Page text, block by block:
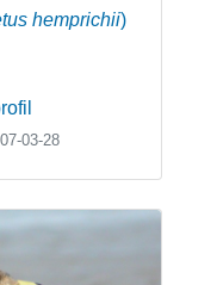
hemprichii)
03-28